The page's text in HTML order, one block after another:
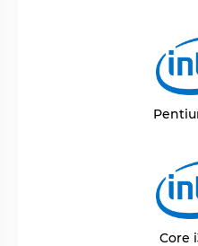
Core